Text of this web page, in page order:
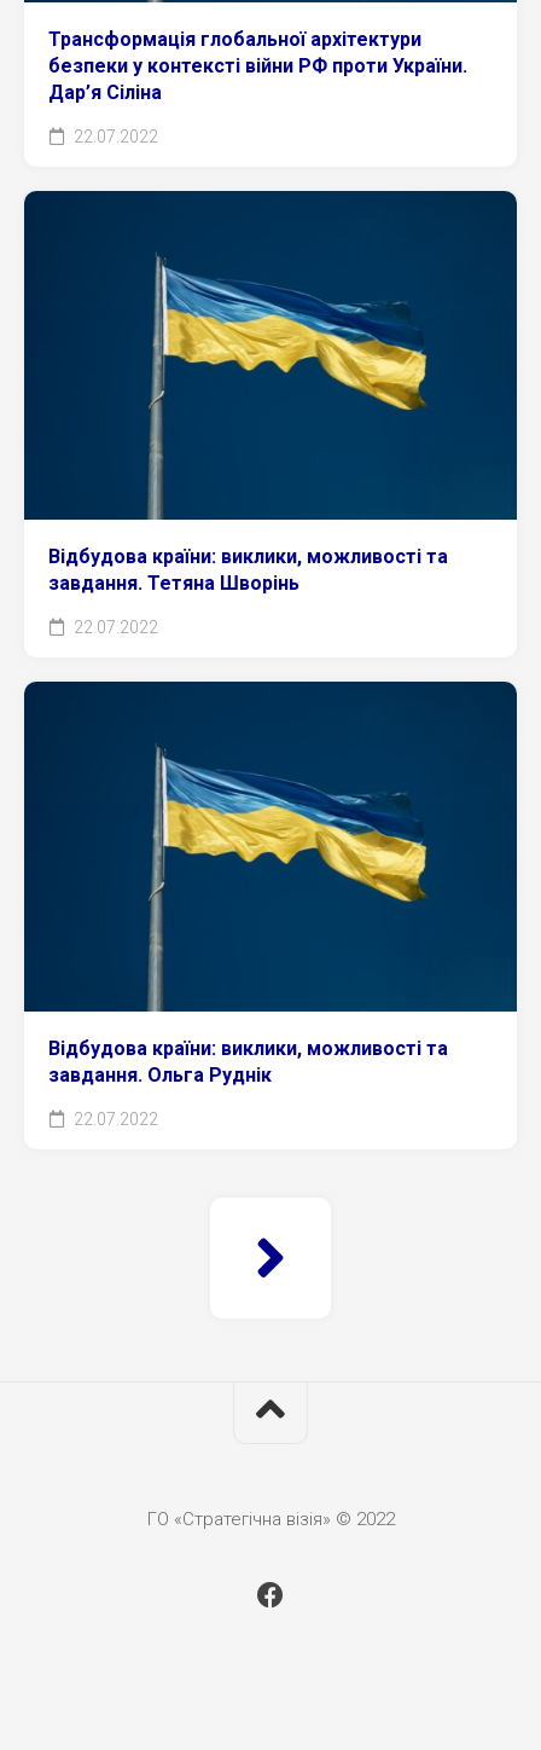
Трансформація глобальної архітектури
безпеки у контексті війни РФ проти України.
Дар’я Сіліна
22.07.2022
Відбудова країни: виклики, можливості та
завдання. Тетяна Шворінь
22.07.2022
Відбудова країни: виклики, можливості та
завдання. Ольга Руднік
22.07.2022
ГО «Стратегічна візія» © 2022